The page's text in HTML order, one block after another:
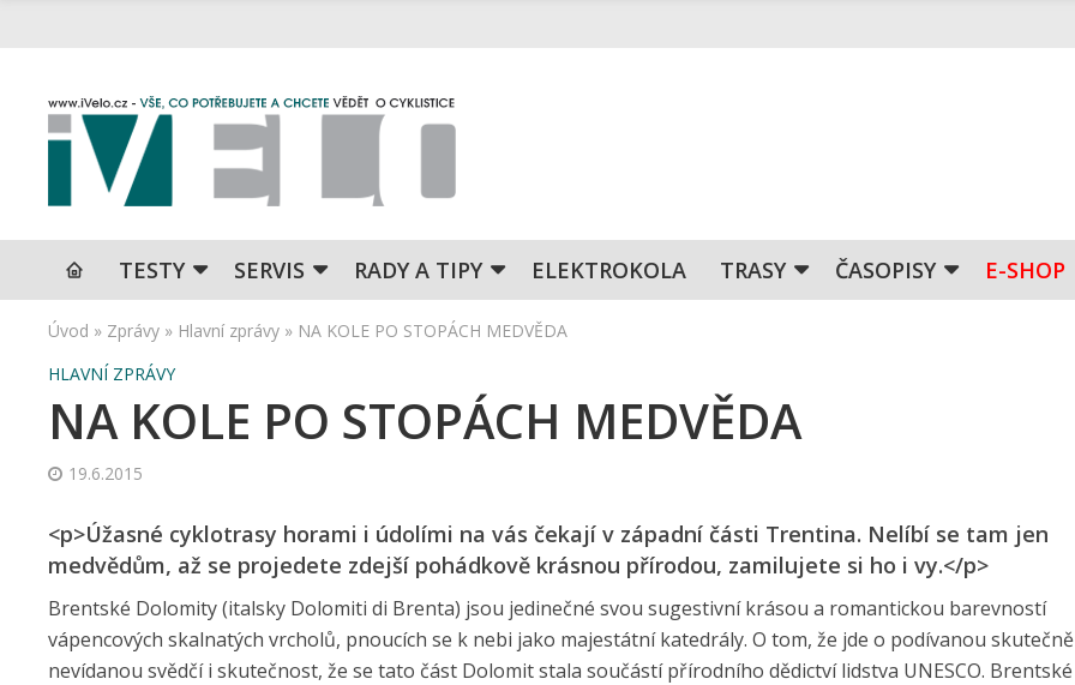
TESTY SERVIS RADY A TIPY ELEKTROKOLA TRASY ČASOPISY E-SHOP
Úvod » Zprávy » Hlavní zprávy » NA KOLE PO STOPÁCH MEDVĚDA
HLAVNÍ ZPRÁVY
NA KOLE PO STOPÁCH MEDVĚDA
19.6.2015
<p>Úžasné cyklotrasy horami i údolími na vás čekají v západní části Trentina. Nelíbí se tam jen
medvědům, až se projedete zdejší pohádkově krásnou přírodou, zamilujete si ho i vy.</p>
Brentské Dolomity (italsky Dolomiti di Brenta) jsou jedinečné svou sugestivní krásou a romantickou barevností
vápencových skalnatých vrcholů, pnoucích se k nebi jako majestátní katedrály. O tom, že jde o podívanou skutečně
nevídanou svědčí i skutečnost, že se tato část Dolomit stala součástí přírodního dědictví lidstva UNESCO. Brentské